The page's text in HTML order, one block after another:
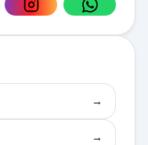
üzerinden paylaş
Instagram
→
→